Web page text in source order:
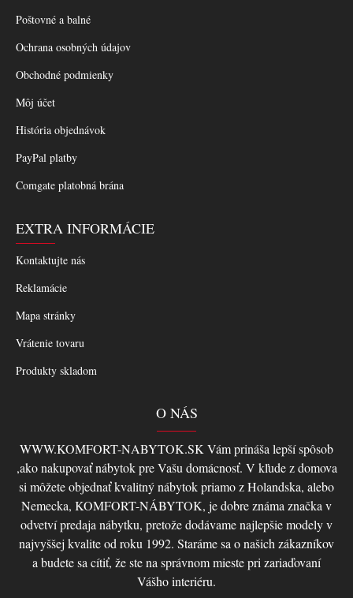
Poštovné a balné
Ochrana osobných údajov
Obchodné podmienky
Môj účet
História objednávok
PayPal platby
Comgate platobná brána
EXTRA INFORMÁCIE
Kontaktujte nás
Reklamácie
Mapa stránky
Vrátenie tovaru
Produkty skladom
O NÁS
WWW.KOMFORT-NABYTOK.SK Vám prináša lepší spôsob
,ako nakupovať nábytok pre Vašu domácnosť. V kľude z domova
si môžete objednať kvalitný nábytok priamo z Holandska, alebo
Nemecka, KOMFORT-NÁBYTOK, je dobre známa značka v
odvetví predaja nábytku, pretože dodávame najlepšie modely v
najvyššej kvalite od roku 1992. Staráme sa o našich zákazníkov
a budete sa cítiť, že ste na správnom mieste pri zariaďovaní
Vášho interiéru.